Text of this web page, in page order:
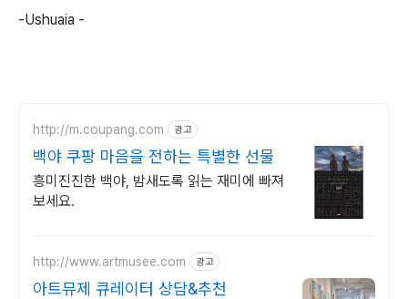
-Ushuaia -
http://m.coupang.com 광고
백야 쿠팡 마음을 전하는 특별한 선물
흥미진진한 백야, 밤새도록 읽는 재미에 빠져
보세요.
http://www.artmusee.com 광고
아트뮤제 큐레이터 상담&추천